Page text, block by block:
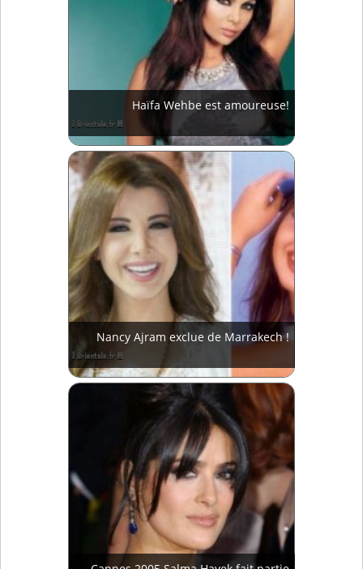
Haïfa Wehbe est amoureuse!
Nancy Ajram exclue de Marrakech !